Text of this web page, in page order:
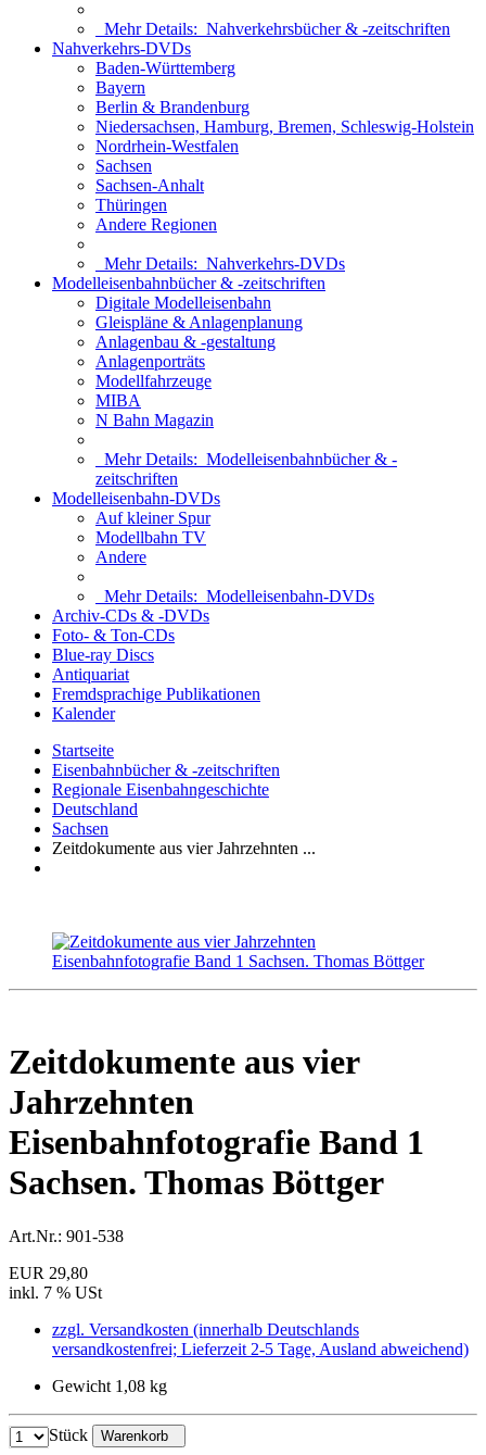
Mehr Details: Nahverkehrsbücher & -zeitschriften
Nahverkehrs-DVDs
Baden-Württemberg
Bayern
Berlin & Brandenburg
Niedersachsen, Hamburg, Bremen, Schleswig-Holstein
Nordrhein-Westfalen
Sachsen
Sachsen-Anhalt
Thüringen
Andere Regionen
Mehr Details: Nahverkehrs-DVDs
Modelleisenbahnbücher & -zeitschriften
Digitale Modelleisenbahn
Gleispläne & Anlagenplanung
Anlagenbau & -gestaltung
Anlagenporträts
Modellfahrzeuge
MIBA
N Bahn Magazin
Mehr Details: Modelleisenbahnbücher & -
zeitschriften
Modelleisenbahn-DVDs
Auf kleiner Spur
Modellbahn TV
Andere
Mehr Details: Modelleisenbahn-DVDs
Archiv-CDs & -DVDs
Foto- & Ton-CDs
Blue-ray Discs
Antiquariat
Fremdsprachige Publikationen
Kalender
Startseite
Eisenbahnbücher & -zeitschriften
Regionale Eisenbahngeschichte
Deutschland
Sachsen
Zeitdokumente aus vier Jahrzehnten ...
Zeitdokumente aus vier
Jahrzehnten
Eisenbahnfotografie Band 1
Sachsen. Thomas Böttger
Art.Nr.: 901-538
EUR 29,80
inkl. 7 % USt
zzgl. Versandkosten (innerhalb Deutschlands
versandkostenfrei; Lieferzeit 2-5 Tage, Ausland abweichend)
Gewicht 1,08 kg
Stück Warenkorb